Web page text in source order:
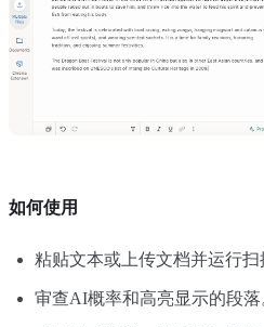
如何使用
粘贴文本或上传文档并运行扫
审查AI概率和高亮显示的段落